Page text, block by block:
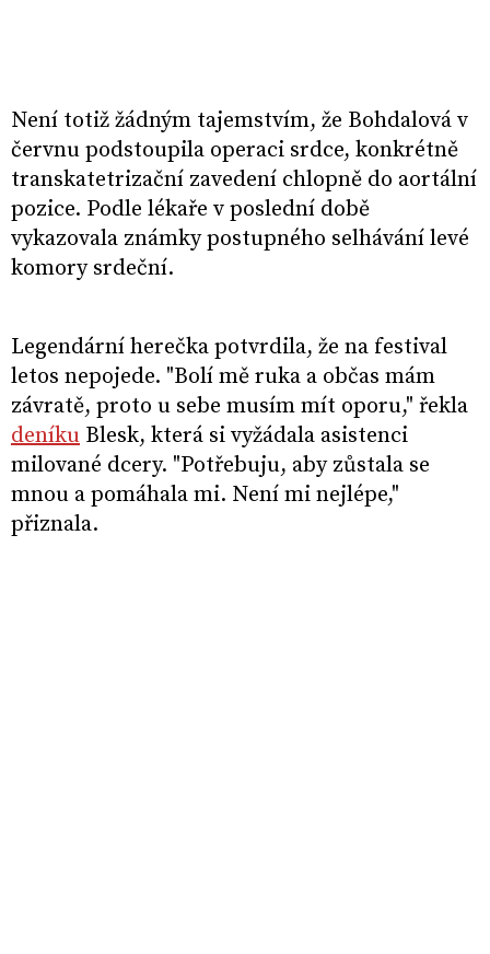
Není totiž žádným tajemstvím, že Bohdalová v
červnu podstoupila operaci srdce, konkrétně
transkatetrizační zavedení chlopně do aortální
pozice. Podle lékaře v poslední době
vykazovala známky postupného selhávání levé
komory srdeční.
Legendární herečka potvrdila, že na festival
letos nepojede. "Bolí mě ruka a občas mám
závratě, proto u sebe musím mít oporu," řekla
deníku Blesk, která si vyžádala asistenci
milované dcery. "Potřebuju, aby zůstala se
mnou a pomáhala mi. Není mi nejlépe,"
přiznala.